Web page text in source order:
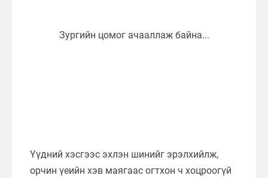
Үүдний хэсгээс эхлэн шинийг эрэлхийлж,
орчин үеийн хэв маягаас огтхон ч хоцроогүй